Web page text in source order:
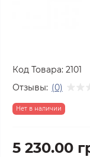
Код Товара: 2101
Отзывы: (0)
Нет в наличии
5 230.00